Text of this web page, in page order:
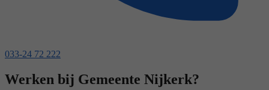
033-24 72 222
Werken bij Gemeente Nijkerk?